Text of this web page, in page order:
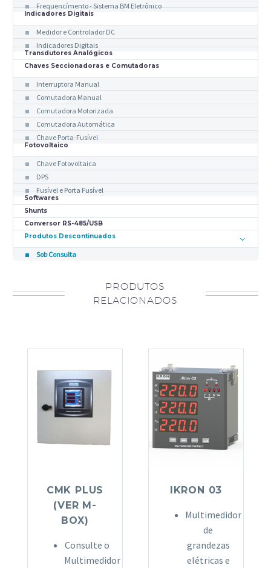
Frequencímento - Sistema BM Eletrônico
Indicadores Digitais
Medidor e Controlador DC
Indicadores Digitais
Transdutores Analógicos
Chaves Seccionadoras e Comutadoras
Interruptora Manual
Comutadora Manual
Comutadora Motorizada
Comutadora Automática
Chave Porta-Fusível
Fotovoltaico
Chave Fotovoltaica
DPS
Fusível e Porta Fusível
Softwares
Shunts
Conversor RS-485/USB
Produtos Descontinuados
Sob Consulta
PRODUTOS
RELACIONADOS
CMK PLUS
(VER M-
BOX)
Consulte o
Multimedidor
IKRON 03
Multimedidor
de
grandezas
elétricas e